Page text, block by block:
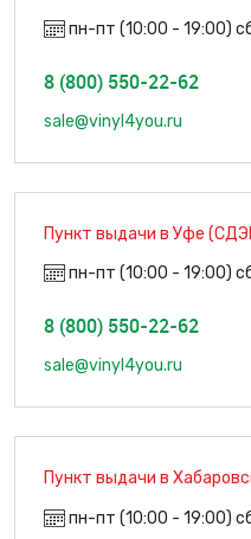
пн-пт (10:00 - 19:00)
8 (800) 550-22-62
sale@vinyl4you.ru
Пункт выдачи в Уфе
пн-пт (10:00 - 19:00)
8 (800) 550-22-62
sale@vinyl4you.ru
Пункт выдачи в
пн-пт (10:00 - 19:00)